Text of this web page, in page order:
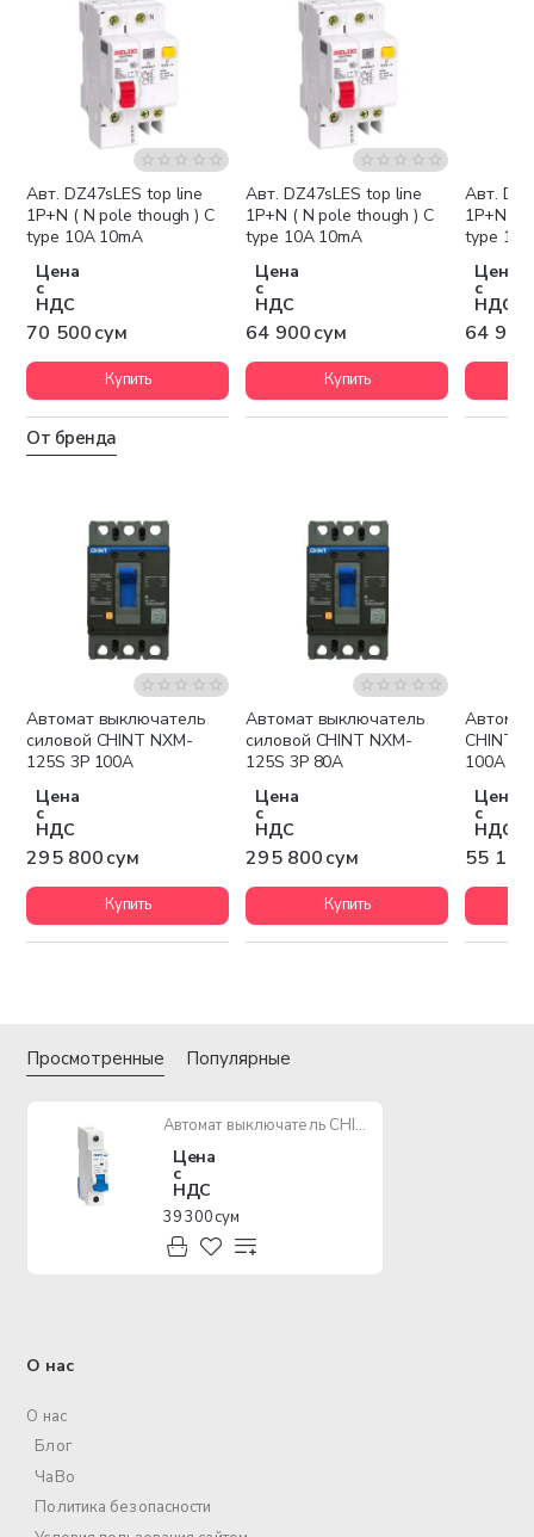
Авт. DZ47sLES top line
1P+N ( N pole though ) C
type 10A 10mA
Цена
с
НДС
70 500 сум
Купить
Авт. DZ47sLES top line
1P+N ( N pole though ) C
type 10A 10mA
Цена
с
НДС
64 900 сум
Купить
Авт.
1P+N (
type
Цена
с
НДС
64 900
От бренда
Автомат выключатель
силовой CHINT NXM-
125S 3P 100A
Цена
с
НДС
295 800 сум
Купить
Автомат выключатель
силовой CHINT NXM-
125S 3P 80A
Цена
с
НДС
295 800 сум
Купить
CHINT
100A
Цена
с
НДС
55 100
Просмотренные Популярные
Автомат выключатель CHINT NB1-63 1P B4 6kA
Цена
с
НДС
39 300 сум
О нас
О нас
Блог
ЧаВо
Политика безопасности